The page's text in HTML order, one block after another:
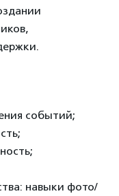
событий;
навыки фото/